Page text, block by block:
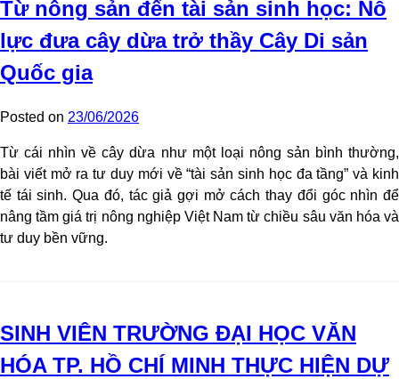
Từ nông sản đến tài sản sinh học: Nỗ
lực đưa cây dừa trở thầy Cây Di sản
Quốc gia
Posted on 23/06/2026
Từ cái nhìn về cây dừa như một loại nông sản bình thường,
bài viết mở ra tư duy mới về “tài sản sinh học đa tầng” và kinh
tế tái sinh. Qua đó, tác giả gợi mở cách thay đổi góc nhìn để
nâng tầm giá trị nông nghiệp Việt Nam từ chiều sâu văn hóa và
tư duy bền vững.
SINH VIÊN TRƯỜNG ĐẠI HỌC VĂN
HÓA TP. HỒ CHÍ MINH THỰC HIỆN DỰ